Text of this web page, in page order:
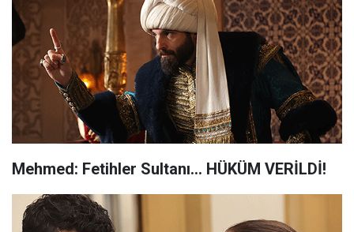
Mehmed: Fetihler Sultanı... HÜKÜM VERİLDİ!